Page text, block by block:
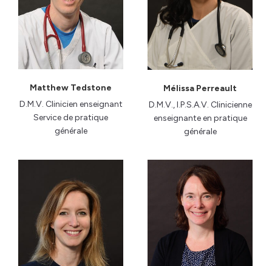
Matthew Tedstone
D.M.V. Clinicien enseignant
Service de pratique
générale
Mélissa Perreault
D.M.V., I.P.S.A.V. Clinicienne
enseignante en pratique
générale